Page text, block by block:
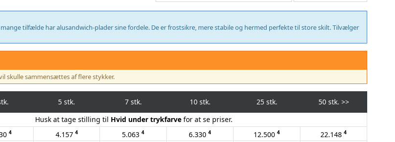
tilfælde har alusandwich-plader sine fordele. De er frostsikre, mere stabile og hermed perfekte til store skilt. Tilvælger
skulle sammensættes af flere stykker.
5 stk. 7 stk. 10 stk. 25 stk. 50 stk. >>
Husk at tage stilling til Hvid under trykfarve for at se priser.
4 4.157 4 5.063 4 6.330 4 12.500 4 22.148 4